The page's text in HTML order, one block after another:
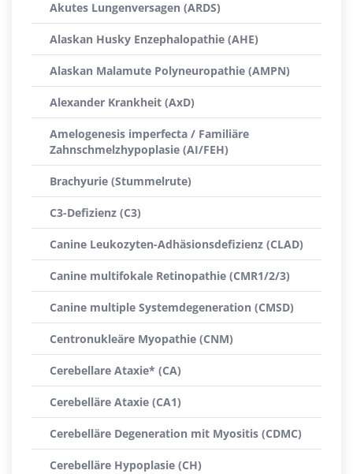
Akutes Lungenversagen (ARDS)
Alaskan Husky Enzephalopathie (AHE)
Alaskan Malamute Polyneuropathie (AMPN)
Alexander Krankheit (AxD)
Amelogenesis imperfecta / Familiäre
Zahnschmelzhypoplasie (AI/FEH)
Brachyurie (Stummelrute)
C3-Defizienz (C3)
Canine Leukozyten-Adhäsionsdefizienz (CLAD)
Canine multifokale Retinopathie (CMR1/2/3)
Canine multiple Systemdegeneration (CMSD)
Centronukleäre Myopathie (CNM)
Cerebellare Ataxie* (CA)
Cerebelläre Ataxie (CA1)
Cerebelläre Degeneration mit Myositis (CDMC)
Cerebelläre Hypoplasie (CH)